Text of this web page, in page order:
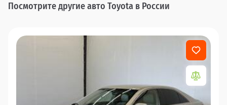
Посмотрите другие авто Toyota в России